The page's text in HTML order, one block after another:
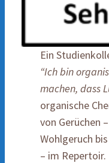
Ein
“Ich bin
machen, dass
organische
von Gerüchen
Wohlgeruch
– im Repertoir.